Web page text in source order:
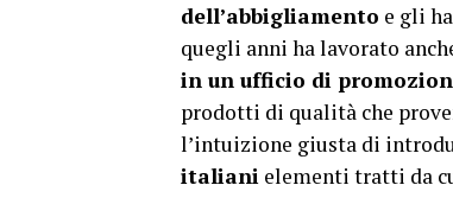
dell’abbigliamento e gli
quegli anni ha lavorato
in un ufficio di
prodotti di qualità che
l’intuizione giusta di
italiani elementi tratti da